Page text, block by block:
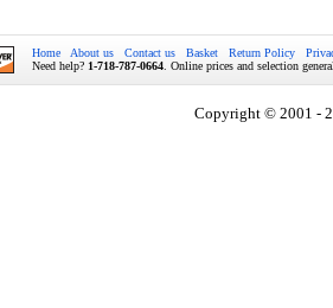
Home About us Contact us Basket Return Policy
Need help? 1-718-787-0664 . Online prices and selection
Copyright © 2001 -